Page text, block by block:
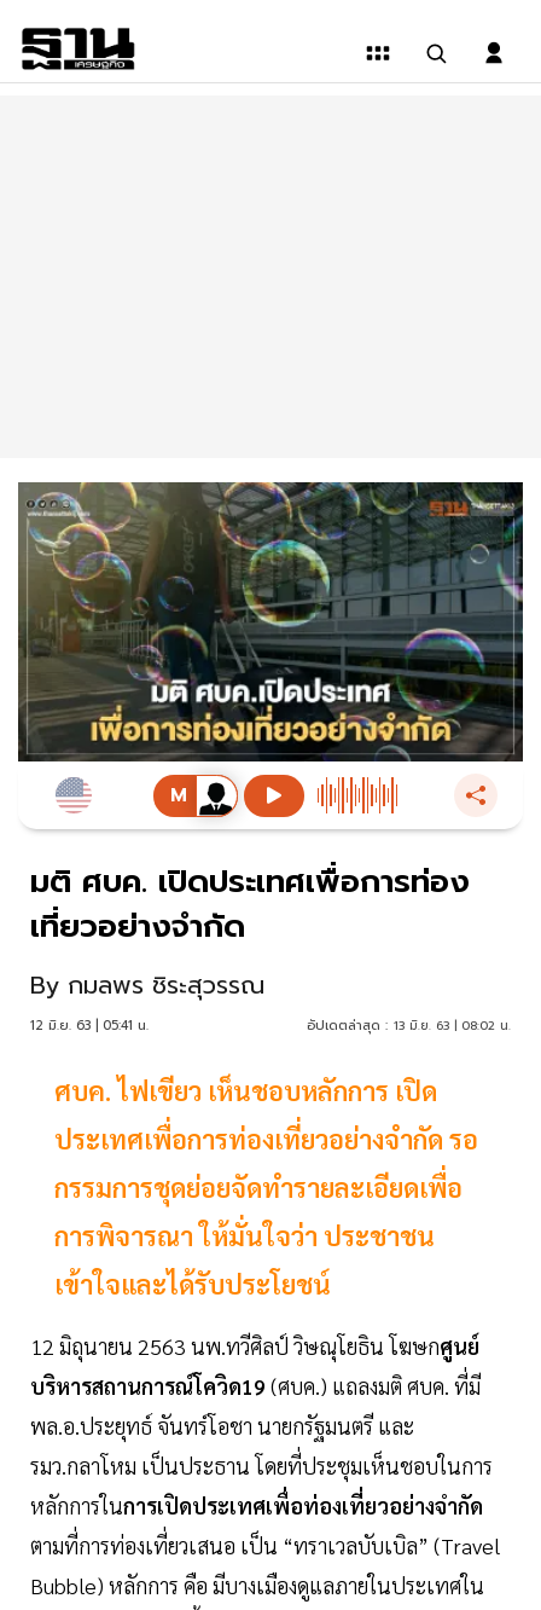
มติ ศบค. เปิดประเทศเพื่อการท่อง
เที่ยวอย่างจำกัด
By กมลพร ชิระสุวรรณ
12 มิ.ย. 63 | 05:41 น. อัปเดตล่าสุด : 13 มิ.ย. 63 | 08:02 น.
ศบค. ไฟเขียว เห็นชอบหลักการ เปิด
ประเทศเพื่อการท่องเที่ยวอย่างจำกัด รอ
กรรมการชุดย่อยจัดทำรายละเอียดเพื่อ
การพิจารณา ให้มั่นใจว่า ประชาชน
เข้าใจและได้รับประโยชน์
12 มิถุนายน 2563 นพ.ทวีศิลป์ วิษณุโยธิน โฆษกศูนย์
บริหารสถานการณ์โควิด19 (ศบค.) แถลงมติ ศบค. ที่มี
พล.อ.ประยุทธ์ จันทร์โอชา นายกรัฐมนตรี และ
รมว.กลาโหม เป็นประธาน โดยที่ประชุมเห็นชอบในการ
หลักการในการเปิดประเทศเพื่อท่องเที่ยวอย่างจำกัด
ตามที่การท่องเที่ยวเสนอ เป็น “ทราเวลบับเบิล” (Travel
Bubble) หลักการ คือ มีบางเมืองดูแลภายในประเทศใน